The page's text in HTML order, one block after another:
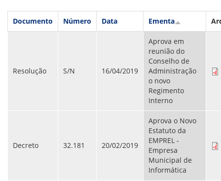
VÍDEOS
ORGANOGRAMA
CONSELHOS
ATAS DE REGISTRO DE PREÇOS
REGULAMENTO INTERNO DE LICITAÇÕES E
Documento Número Data Ementa
Resolução S/N 16/04/2019
Aprova em
reunião do
Conselho de
Administração
o novo
Regimento
Interno
Decreto 32.181 20/02/2019
Aprova o Novo
Estatuto da
EMPREL -
Empresa
Municipal de
Informática